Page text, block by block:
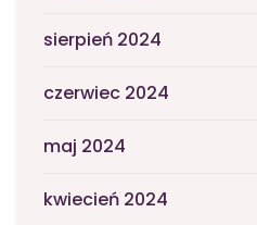
sierpień 2024
czerwiec 2024
maj 2024
kwiecień 2024